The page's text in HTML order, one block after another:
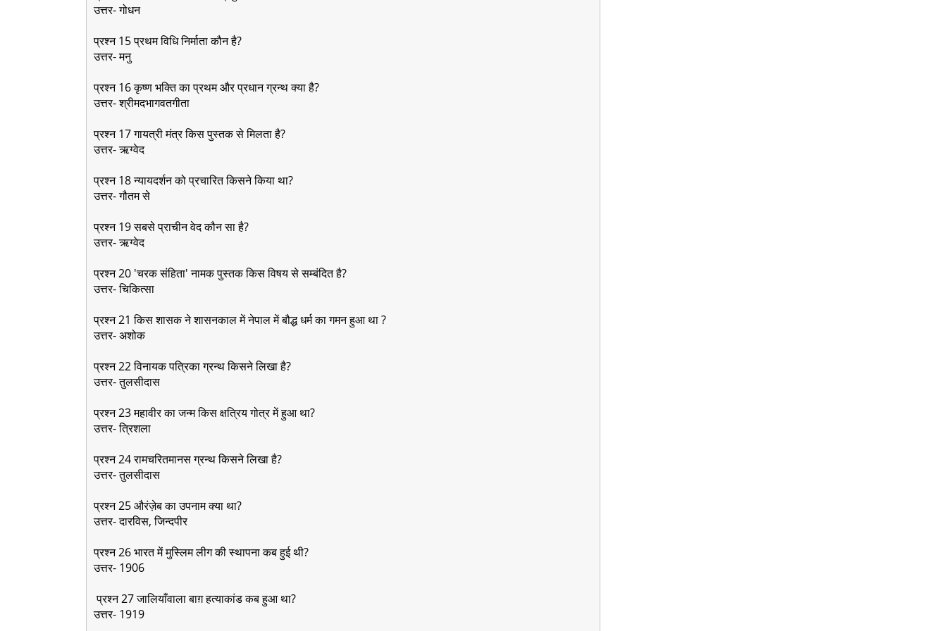
उत्तर- गोधन
प्रश्न 15 प्रथम विधि निर्माता कौन है?
उत्तर- मनु
प्रश्न 16 कृष्ण भक्ति का प्रथम और प्रधान ग्रन्थ क्या है?
उत्तर- श्रीमदभागवतगीता
प्रश्न 17 गायत्री मंत्र किस पुस्तक से मिलता है?
उत्तर- ऋग्वेद
प्रश्न 18 न्यायदर्शन को प्रचारित किसने किया था?
उत्तर- गौतम से
प्रश्न 19 सबसे प्राचीन वेद कौन सा है?
उत्तर- ऋग्वेद
प्रश्न 20 'चरक संहिता' नामक पुस्तक किस विषय से सम्बंदित है?
उत्तर- चिकित्सा
प्रश्न 21 किस शासक ने शासनकाल में नेपाल में बौद्ध धर्म का गमन हुआ था ?
उत्तर- अशोक
प्रश्न 22 विनायक पत्रिका ग्रन्थ किसने लिखा है?
उत्तर- तुलसीदास
प्रश्न 23 महावीर का जन्म किस क्षत्रिय गोत्र में हुआ था?
उत्तर- त्रिशला
प्रश्न 24 रामचरितमानस ग्रन्थ किसने लिखा है?
उत्तर- तुलसीदास
प्रश्न 25 औरंज़ेब का उपनाम क्या था?
उत्तर- दारविस, जिन्दपीर
प्रश्न 26 भारत में मुस्लिम लीग की स्थापना कब हुई थी?
उत्तर- 1906
प्रश्न 27 जालियाँवाला बाग़ हत्याकांड कब हुआ था?
उत्तर- 1919